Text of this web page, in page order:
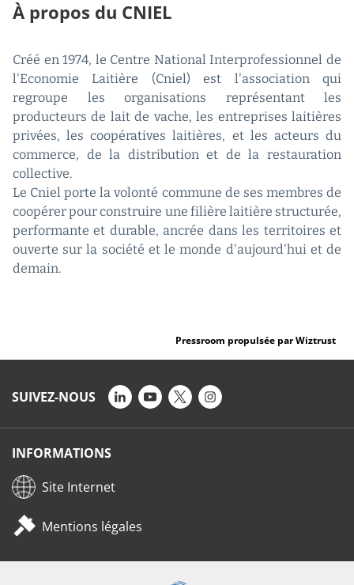
À propos du CNIEL
Créé en 1974, le Centre National Interprofessionnel de
l'Economie Laitière (Cniel) est l'association qui
regroupe les organisations représentant les
producteurs de lait de vache, les entreprises laitières
privées, les coopératives laitières, et les acteurs du
commerce, de la distribution et de la restauration
collective.
Le Cniel porte la volonté commune de ses membres de
coopérer pour construire une filière laitière structurée,
performante et durable, ancrée dans les territoires et
ouverte sur la société et le monde d'aujourd'hui et de
demain.
Pressroom propulsée par Wiztrust
SUIVEZ-NOUS
INFORMATIONS
Site Internet
Mentions légales